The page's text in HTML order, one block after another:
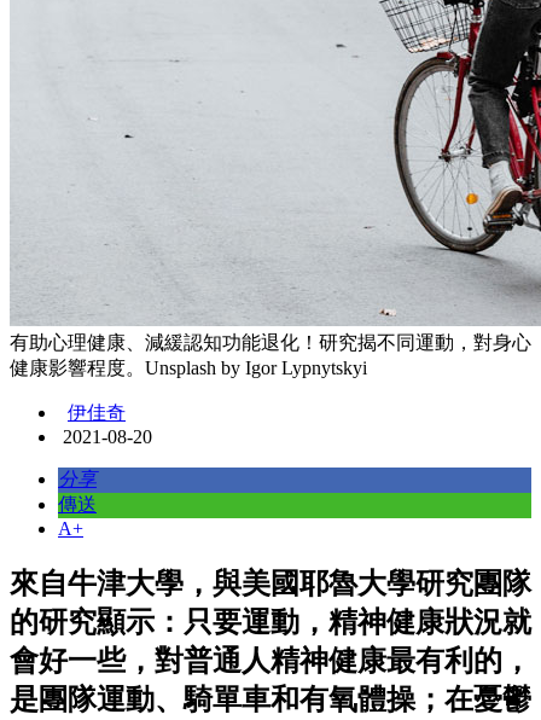
有助心理健康、減緩認知功能退化！研究揭不同運動，對身心
健康影響程度。Unsplash by Igor Lypnytskyi
伊佳奇
2021-08-20
分享
傳送
A+
來自牛津大學，與美國耶魯大學研究團隊
的研究顯示：只要運動，精神健康狀況就
會好一些，對普通人精神健康最有利的，
是團隊運動、騎單車和有氧體操；在憂鬱